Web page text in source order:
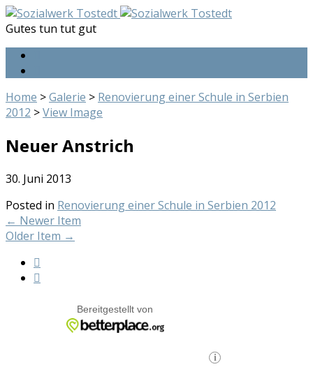
Gutes tun tut gut
Home >Galerie > Renovierung einer Schule in Serbien
2012 >View Image
Neuer Anstrich
30. Juni 2013
Posted in Renovierung einer Schule in Serbien 2012
← Newer Item
Older Item →